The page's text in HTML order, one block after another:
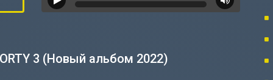
3 (Новый альбом 2022)